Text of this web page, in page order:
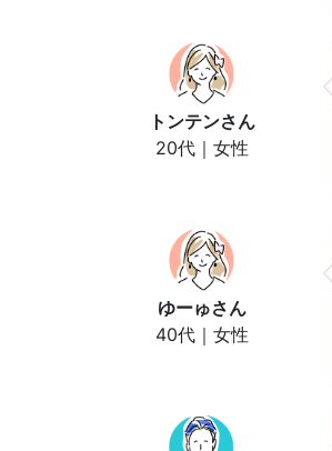
トンテンさん
20代｜女性
ゆーゅさん
40代｜女性